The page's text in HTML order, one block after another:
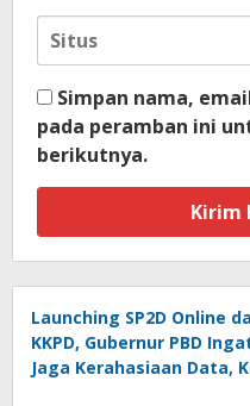
Simpan nama,
pada peramban ini
berikutnya.
Launching SP2D Online
KKPD, Gubernur PBD
Jaga Kerahasiaan Data,